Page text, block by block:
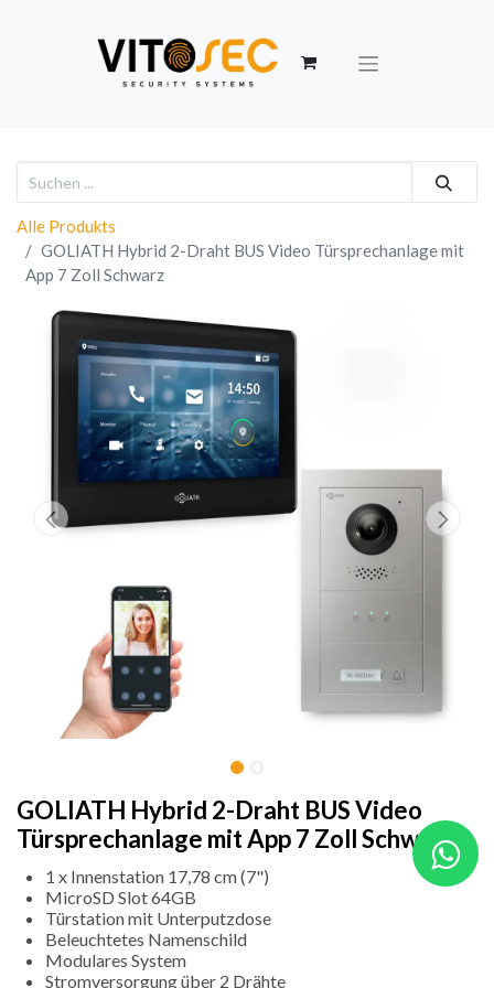
Alle Produkts
GOLIATH Hybrid 2-Draht BUS Video Türsprechanlage mit
App 7 Zoll Schwarz
GOLIATH Hybrid 2-Draht BUS Video
Türsprechanlage mit App 7 Zoll Schwarz
1 x Innenstation 17,78 cm (7")
MicroSD Slot 64GB
Türstation mit Unterputzdose
Beleuchtetes Namenschild
Modulares System
Stromversorgung über 2 Drähte